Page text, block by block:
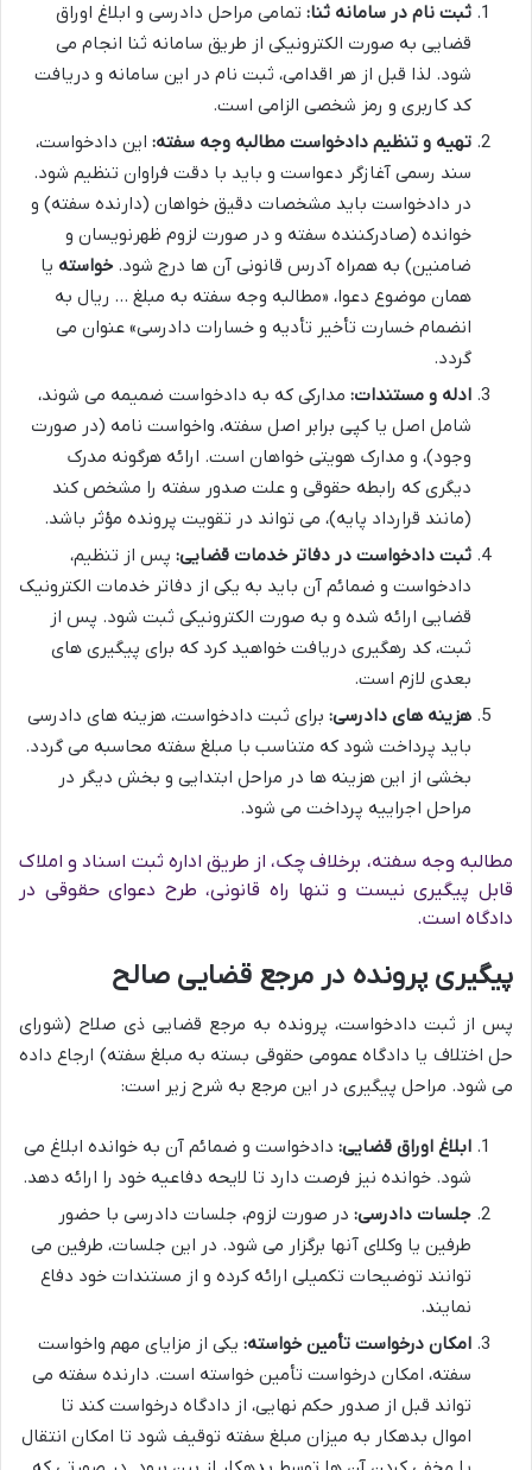
ثبت نام در سامانه ثنا: تمامی مراحل دادرسی و ابلاغ اوراق
قضایی به صورت الکترونیکی از طریق سامانه ثنا انجام می
شود. لذا قبل از هر اقدامی، ثبت نام در این سامانه و دریافت
کد کاربری و رمز شخصی الزامی است.
تهیه و تنظیم دادخواست مطالبه وجه سفته: این دادخواست،
سند رسمی آغازگر دعواست و باید با دقت فراوان تنظیم شود.
در دادخواست باید مشخصات دقیق خواهان (دارنده سفته) و
خوانده (صادرکننده سفته و در صورت لزوم ظهرنویسان و
ضامنین) به همراه آدرس قانونی آن ها درج شود. خواسته یا
همان موضوع دعوا، «مطالبه وجه سفته به مبلغ … ریال به
انضمام خسارت تأخیر تأدیه و خسارات دادرسی» عنوان می
گردد.
ادله و مستندات: مدارکی که به دادخواست ضمیمه می شوند،
شامل اصل یا کپی برابر اصل سفته، واخواست نامه (در صورت
وجود)، و مدارک هویتی خواهان است. ارائه هرگونه مدرک
دیگری که رابطه حقوقی و علت صدور سفته را مشخص کند
(مانند قرارداد پایه)، می تواند در تقویت پرونده مؤثر باشد.
ثبت دادخواست در دفاتر خدمات قضایی: پس از تنظیم،
دادخواست و ضمائم آن باید به یکی از دفاتر خدمات الکترونیک
قضایی ارائه شده و به صورت الکترونیکی ثبت شود. پس از
ثبت، کد رهگیری دریافت خواهید کرد که برای پیگیری های
بعدی لازم است.
هزینه های دادرسی: برای ثبت دادخواست، هزینه های دادرسی
باید پرداخت شود که متناسب با مبلغ سفته محاسبه می گردد.
بخشی از این هزینه ها در مراحل ابتدایی و بخش دیگر در
مراحل اجراییه پرداخت می شود.
مطالبه وجه سفته، برخلاف چک، از طریق اداره ثبت اسناد و املاک
قابل پیگیری نیست و تنها راه قانونی، طرح دعوای حقوقی در
دادگاه است.
پیگیری پرونده در مرجع قضایی صالح
پس از ثبت دادخواست، پرونده به مرجع قضایی ذی صلاح (شورای
حل اختلاف یا دادگاه عمومی حقوقی بسته به مبلغ سفته) ارجاع داده
می شود. مراحل پیگیری در این مرجع به شرح زیر است:
ابلاغ اوراق قضایی: دادخواست و ضمائم آن به خوانده ابلاغ می
شود. خوانده نیز فرصت دارد تا لایحه دفاعیه خود را ارائه دهد.
جلسات دادرسی: در صورت لزوم، جلسات دادرسی با حضور
طرفین یا وکلای آنها برگزار می شود. در این جلسات، طرفین می
توانند توضیحات تکمیلی ارائه کرده و از مستندات خود دفاع
نمایند.
امکان درخواست تأمین خواسته: یکی از مزایای مهم واخواست
سفته، امکان درخواست تأمین خواسته است. دارنده سفته می
تواند قبل از صدور حکم نهایی، از دادگاه درخواست کند تا
اموال بدهکار به میزان مبلغ سفته توقیف شود تا امکان انتقال